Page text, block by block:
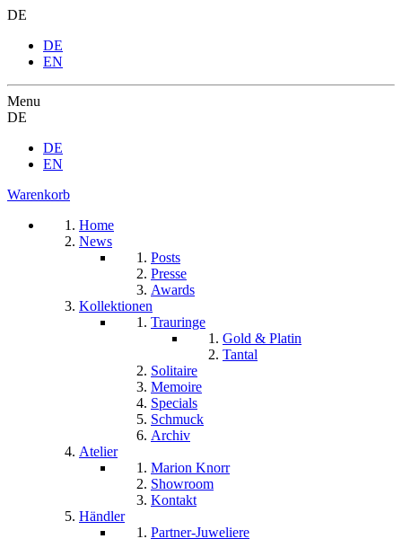
DE
DE
EN
Menu
DE
DE
EN
Warenkorb
Home
News
Posts
Presse
Awards
Kollektionen
Trauringe
Gold & Platin
Tantal
Solitaire
Memoire
Specials
Schmuck
Archiv
Atelier
Marion Knorr
Showroom
Kontakt
Händler
Partner-Juweliere